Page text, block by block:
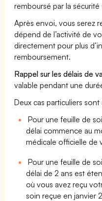
remboursé par la
Après envoi, vous serez
dépend de l’activité de
directement pour plus
remboursement.
Rappel sur les délais de
valable pendant une
Deux cas particuliers
Pour une feuille de
délai commence au
médicale officielle de
Pour une feuille de
délai de 2 ans est
où vous avez reçu
soin reçue en janvier